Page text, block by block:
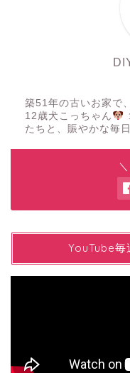
築51年の古いお家で
12歳犬こっちゃん
たちと、賑やかな毎
YYouTube